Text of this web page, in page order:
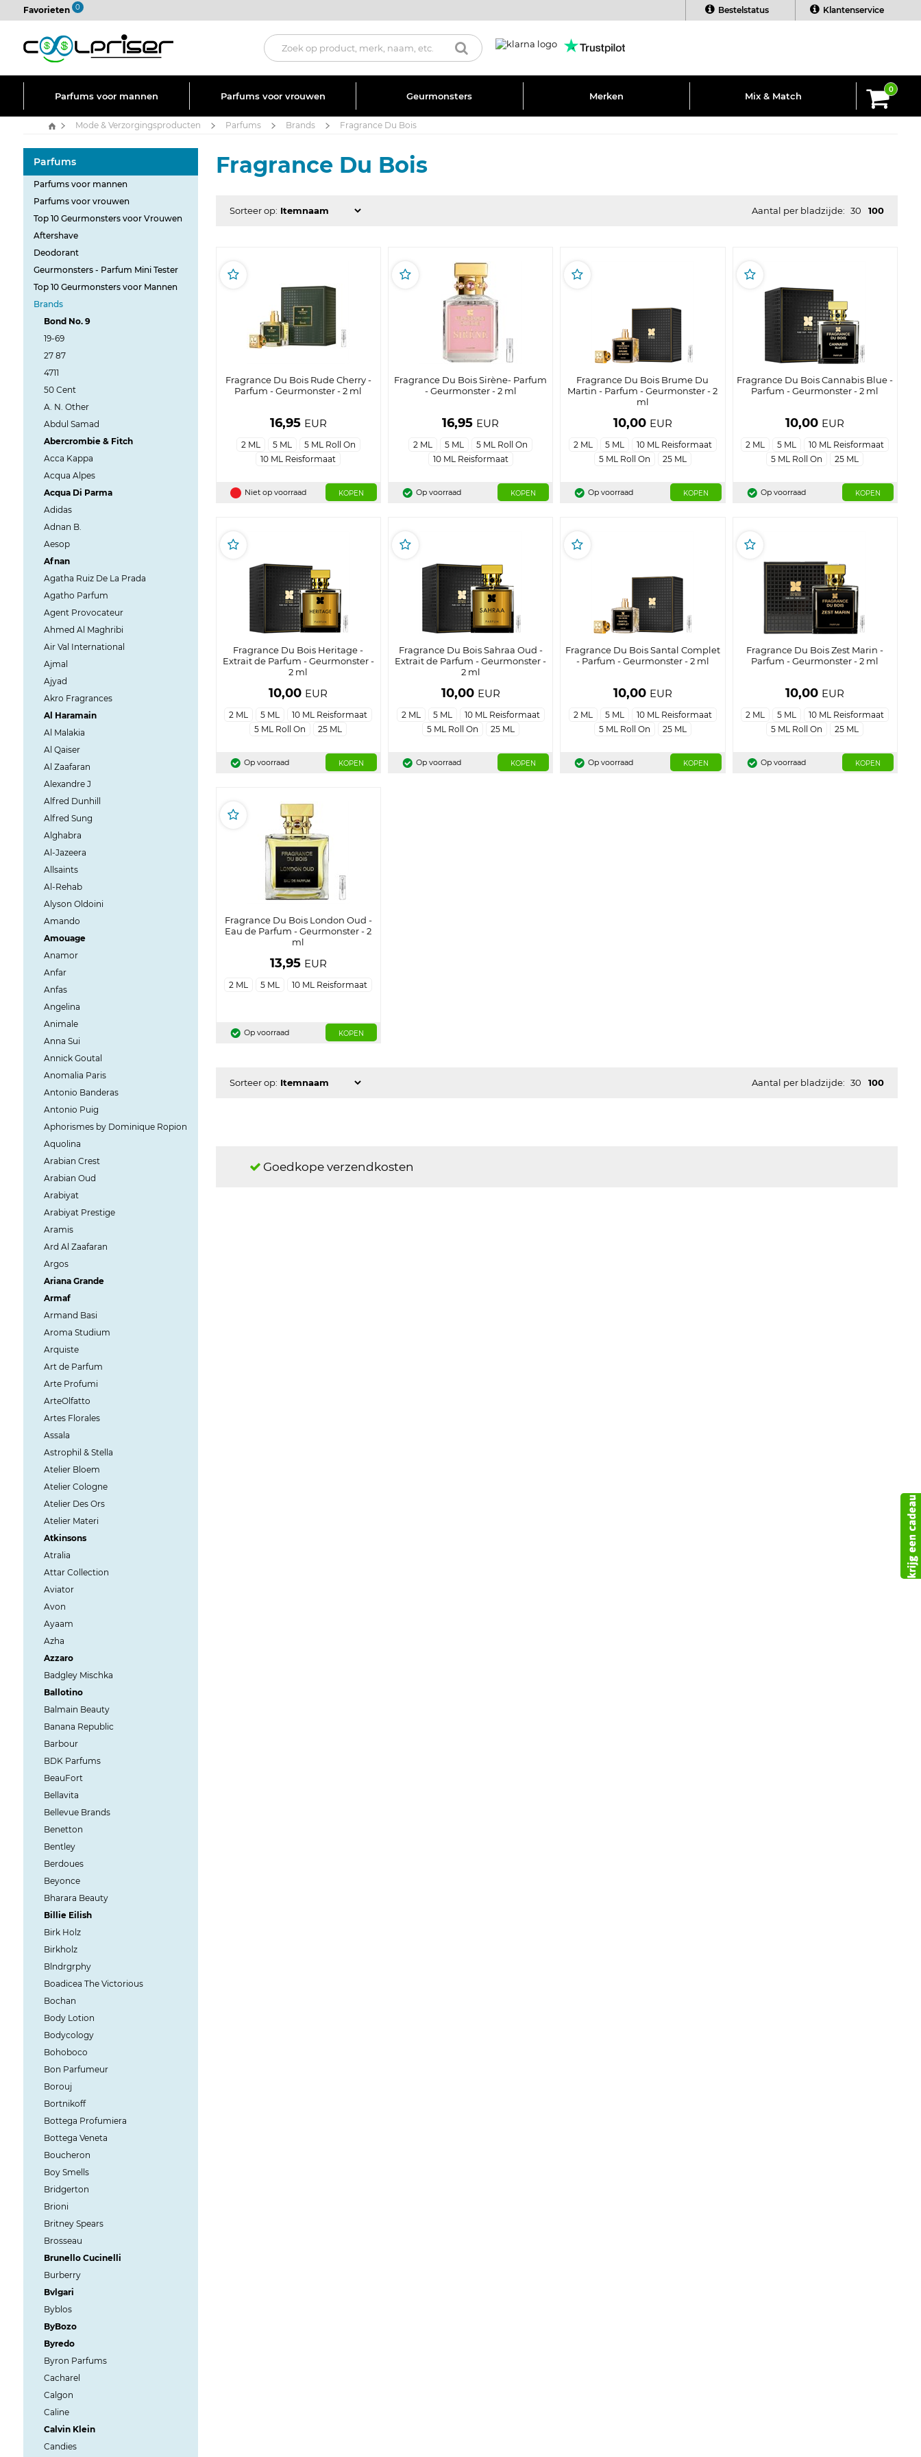
Favorieten 0 Bestelstatus Klantenservice
Parfums voor mannen Parfums voor vrouwen Geurmonsters Merken Mix & Match
0
Mode & Verzorgingsproducten Parfums Brands Fragrance Du Bois
Parfums
Parfums voor mannen
Parfums voor vrouwen
Top 10 Geurmonsters voor Vrouwen
Aftershave
Deodorant
Geurmonsters - Parfum Mini Tester
Top 10 Geurmonsters voor Mannen
Brands
Bond No. 9
19-69
27 87
4711
50 Cent
A. N. Other
Abdul Samad
Abercrombie & Fitch
Acca Kappa
Acqua Alpes
Acqua Di Parma
Adidas
Adnan B.
Aesop
Afnan
Agatha Ruiz De La Prada
Agatho Parfum
Agent Provocateur
Ahmed Al Maghribi
Air Val International
Ajmal
Ajyad
Akro Fragrances
Al Haramain
Al Malakia
Al Qaiser
Al Zaafaran
Alexandre J
Alfred Dunhill
Alfred Sung
Alghabra
Al-Jazeera
Allsaints
Al-Rehab
Alyson Oldoini
Amando
Amouage
Anamor
Anfar
Anfas
Angelina
Animale
Anna Sui
Annick Goutal
Anomalia Paris
Antonio Banderas
Antonio Puig
Aphorismes by Dominique Ropion
Aquolina
Arabian Crest
Arabian Oud
Arabiyat
Arabiyat Prestige
Aramis
Ard Al Zaafaran
Argos
Ariana Grande
Armaf
Armand Basi
Aroma Studium
Arquiste
Art de Parfum
Arte Profumi
ArteOlfatto
Artes Florales
Assala
Astrophil & Stella
Atelier Bloem
Atelier Cologne
Atelier Des Ors
Atelier Materi
Atkinsons
Atralia
Attar Collection
Aviator
Avon
Ayaam
Azha
Azzaro
Badgley Mischka
Ballotino
Balmain Beauty
Banana Republic
Barbour
BDK Parfums
BeauFort
Bellavita
Bellevue Brands
Benetton
Bentley
Berdoues
Beyonce
Bharara Beauty
Billie Eilish
Birk Holz
Birkholz
Blndrgrphy
Boadicea The Victorious
Bochan
Body Lotion
Bodycology
Bohoboco
Bon Parfumeur
Borouj
Bortnikoff
Bottega Profumiera
Bottega Veneta
Boucheron
Boy Smells
Bridgerton
Brioni
Britney Spears
Brosseau
Brunello Cucinelli
Burberry
Bvlgari
Byblos
ByBozo
Byredo
Byron Parfums
Cacharel
Calgon
Caline
Calvin Klein
Candies
Fragrance Du Bois
Sorteer op: Aantal per bladzijde: 30 100
Fragrance Du Bois Rude Cherry -
Parfum - Geurmonster - 2 ml
16,95 EUR
2 ML 5 ML
5 ML Roll On
10 ML Reisformaat
Niet op voorraad KOPEN
Fragrance Du Bois Sirène- Parfum
- Geurmonster - 2 ml
16,95 EUR
2 ML 5 ML
5 ML Roll On
10 ML Reisformaat
Op voorraad KOPEN
Fragrance Du Bois Brume Du
Martin - Parfum - Geurmonster - 2
ml
10,00 EUR
2 ML 5 ML
10 ML Reisformaat
5 ML Roll On
25 ML
Op voorraad KOPEN
Fragrance Du Bois Cannabis Blue -
Parfum - Geurmonster - 2 ml
10,00 EUR
2 ML 5 ML
10 ML Reisformaat
5 ML Roll On
25 ML
Op voorraad KOPEN
Fragrance Du Bois Heritage -
Extrait de Parfum - Geurmonster -
2 ml
10,00 EUR
2 ML 5 ML
10 ML Reisformaat
5 ML Roll On
25 ML
Op voorraad KOPEN
Fragrance Du Bois Sahraa Oud -
Extrait de Parfum - Geurmonster -
2 ml
10,00 EUR
2 ML 5 ML
10 ML Reisformaat
5 ML Roll On
25 ML
Op voorraad KOPEN
Fragrance Du Bois Santal Complet
- Parfum - Geurmonster - 2 ml
10,00 EUR
2 ML 5 ML
10 ML Reisformaat
5 ML Roll On
25 ML
Op voorraad KOPEN
Fragrance Du Bois Zest Marin -
Parfum - Geurmonster - 2 ml
10,00 EUR
2 ML 5 ML
10 ML Reisformaat
5 ML Roll On
25 ML
Op voorraad KOPEN
Fragrance Du Bois London Oud -
Eau de Parfum - Geurmonster - 2
ml
13,95 EUR
2 ML 5 ML 10 ML Reisformaat
Op voorraad KOPEN
Sorteer op: Aantal per bladzijde: 30 100
Goedkope verzendkosten